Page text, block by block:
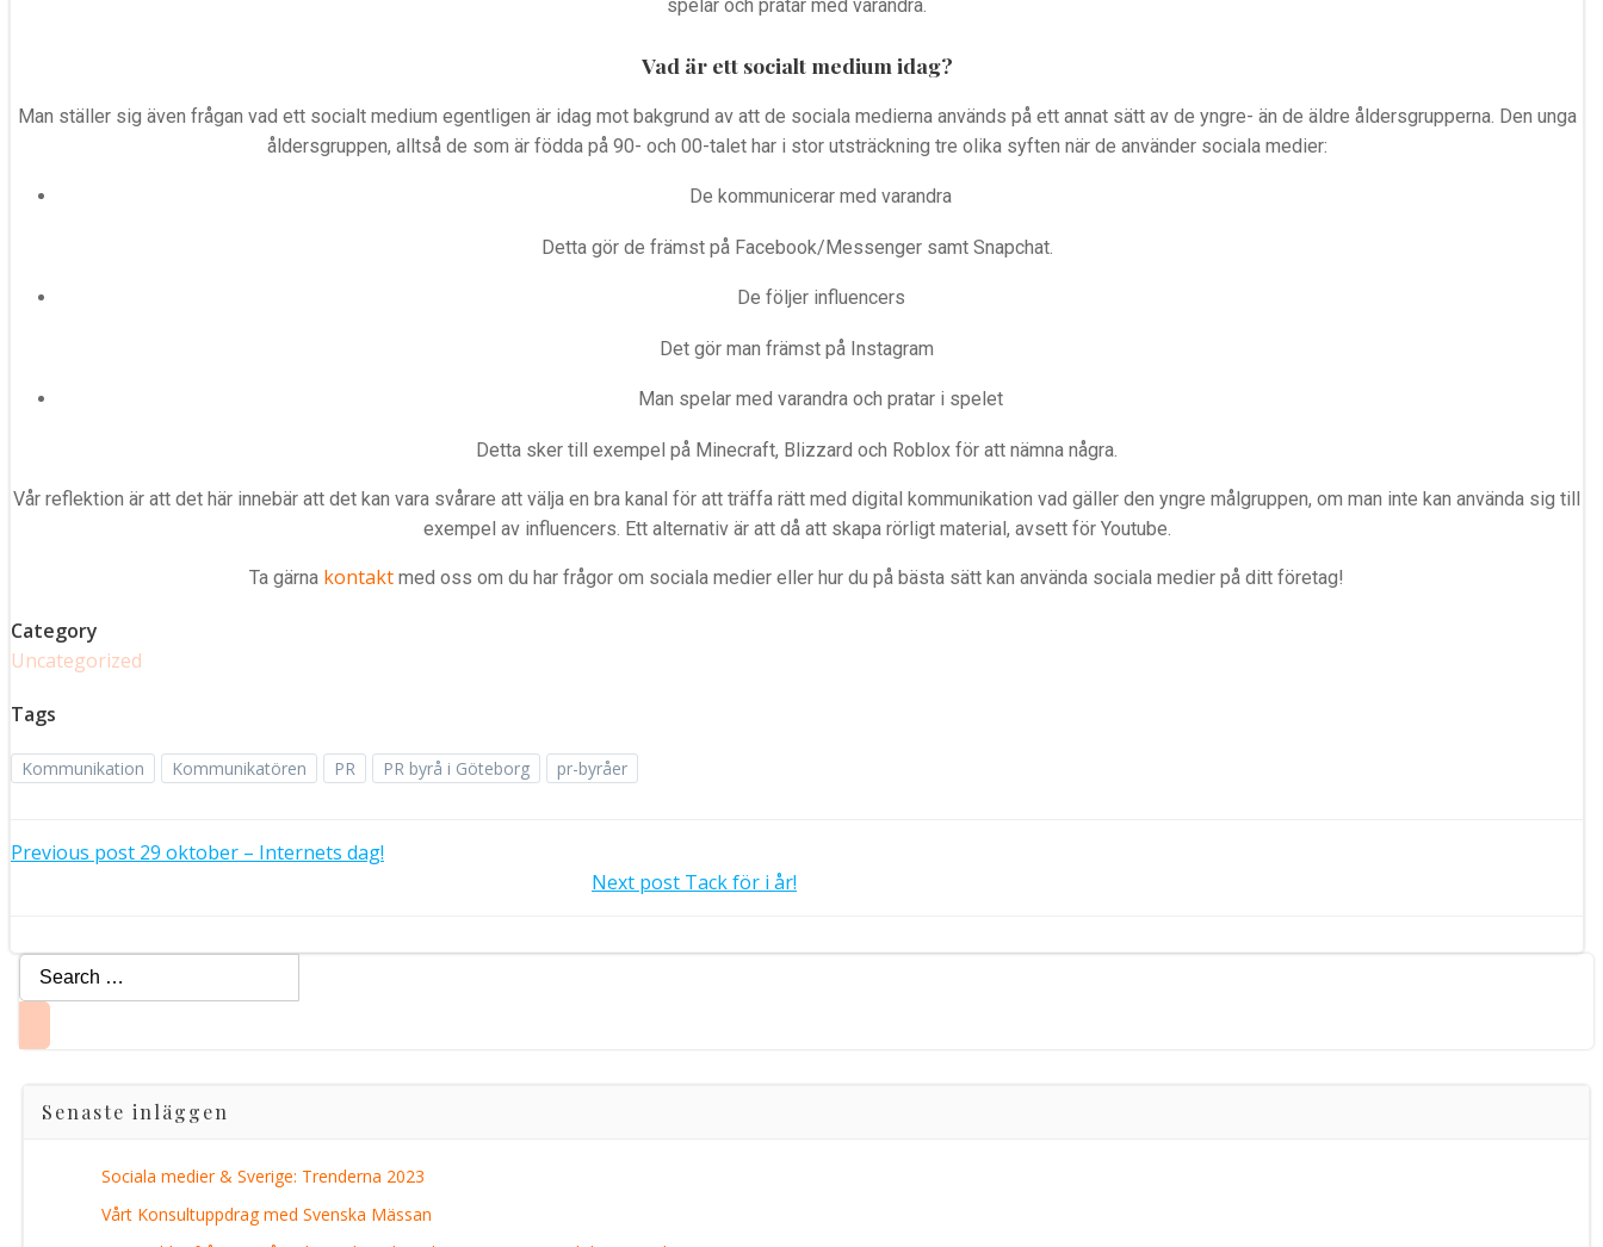
spelar och pratar med varandra.
Vad är ett socialt medium idag?
Man ställer sig även frågan vad ett socialt medium egentligen är idag mot bakgrund av att de sociala medierna används på ett annat sätt av de yngre- än de äldre åldersgrupperna. Den unga
åldersgruppen, alltså de som är födda på 90- och 00-talet har i stor utsträckning tre olika syften när de använder sociala medier:
De kommunicerar med varandra
Detta gör de främst på Facebook/Messenger samt Snapchat.
De följer influencers
Det gör man främst på Instagram
Man spelar med varandra och pratar i spelet
Detta sker till exempel på Minecraft, Blizzard och Roblox för att nämna några.
Vår reflektion är att det här innebär att det kan vara svårare att välja en bra kanal för att träffa rätt med digital kommunikation vad gäller den yngre målgruppen, om man inte kan använda sig till
exempel av influencers. Ett alternativ är att då att skapa rörligt material, avsett för Youtube.
Ta gärna kontakt med oss om du har frågor om sociala medier eller hur du på bästa sätt kan använda sociala medier på ditt företag!
Category
Uncategorized
Tags
Kommunikation Kommunikatören PR PR byrå i Göteborg pr-byråer
Post
navigation
Previous post 29 oktober – Internets dag!
Post
navigation
Next post Tack för i år!
Search
for:
Senaste inläggen
Sociala medier & Sverige: Trenderna 2023
Vårt Konsultuppdrag med Svenska Mässan